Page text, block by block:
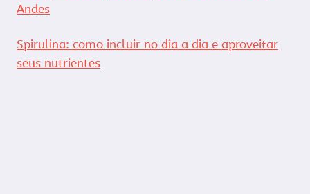
Andes
Spirulina: como incluir no dia a dia e aproveitar
seus nutrientes